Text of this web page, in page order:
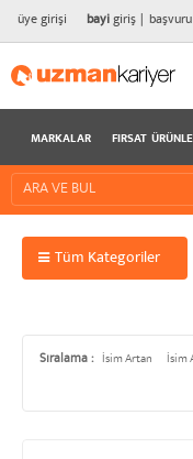
üye girişi bayigiriş başvuru
MARKALAR FIRSAT
Tüm Kategoriler
Sıralama : İsim Artan İsim